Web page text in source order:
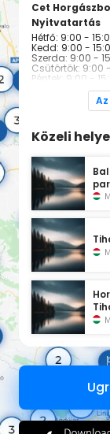
Cet
Nyitvatartás
Hétfő: 9:00 -
Kedd: 9:00 -
Szerda: 9:00 -
Csütörtök: 9:00
Péntek: 9:00 -
Szombat: 9:00
Vasárnap: 9:00
Közeli